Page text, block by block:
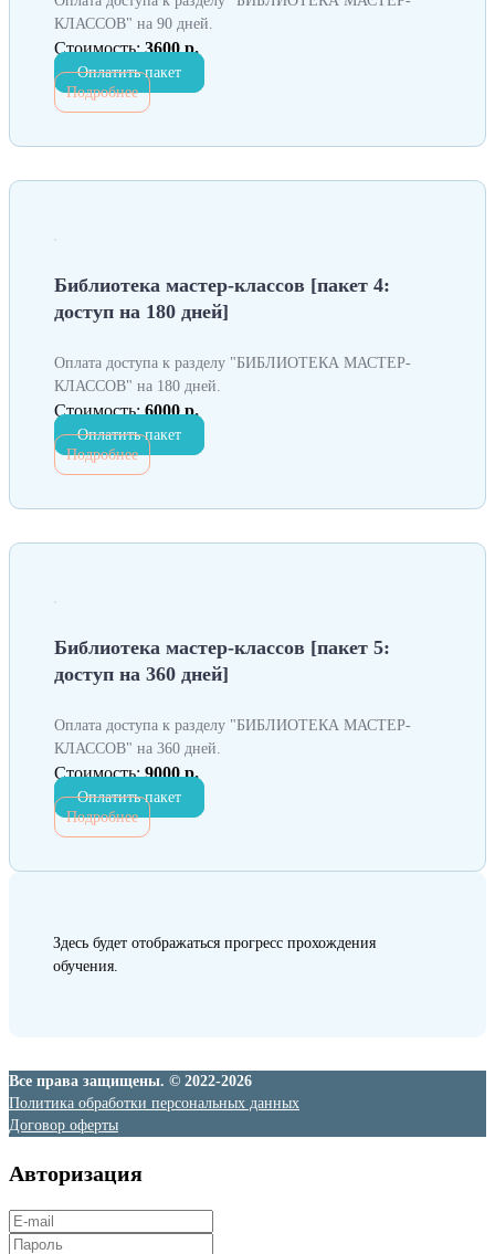
КЛАССОВ" на 90 дней.
Стоимость: 3600 р.
Оплатить пакет
Подробнее
Библиотека мастер-классов [пакет 4:
доступ на 180 дней]
Оплата доступа к разделу "БИБЛИОТЕКА МАСТЕР-
КЛАССОВ" на 180 дней.
Стоимость: 6000 р.
Оплатить пакет
Подробнее
Библиотека мастер-классов [пакет 5:
доступ на 360 дней]
Оплата доступа к разделу "БИБЛИОТЕКА МАСТЕР-
КЛАССОВ" на 360 дней.
Стоимость: 9000 р.
Оплатить пакет
Подробнее
Здесь будет отображаться прогресс прохождения
обучения.
Все права защищены. © 2022-2026
Политика обработки персональных данных
Договор оферты
Авторизация